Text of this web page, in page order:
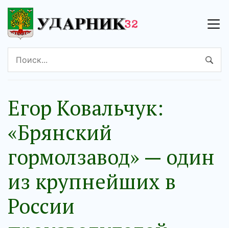
Егор Ковальчук:
«Брянский
гормолзавод» — один
из крупнейших в
России